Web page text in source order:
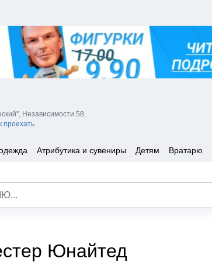
Независимости 58,
проехать
Атрибутика и сувениры Детям Вратарю
Юнайтед